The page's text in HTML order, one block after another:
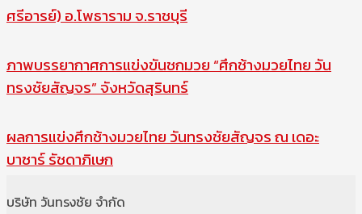
ศรีอารย์) อ.โพธาราม จ.ราชบุรี
ภาพบรรยากาศการแข่งขันชกมวย “ศึกช้างมวยไทย วัน
ทรงชัยสัญจร” จังหวัดสุรินทร์
ผลการแข่งศึกช้างมวยไทย วันทรงชัยสัญจร ณ เดอะ
บาซาร์ รัชดาภิเษก
บริษัท วันทรงชัย จำกัด